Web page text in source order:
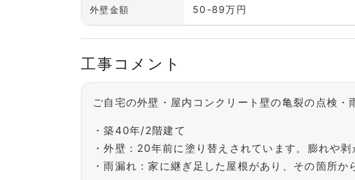
外壁金額 50-89万円
工事コメント
ご自宅の外壁・屋内コンクリート壁の亀裂の点検・
・築40年/2階建て
・外壁：20年前に塗り替えされています。膨れや剥
・雨漏れ：家に継ぎ足した屋根があり、その箇所